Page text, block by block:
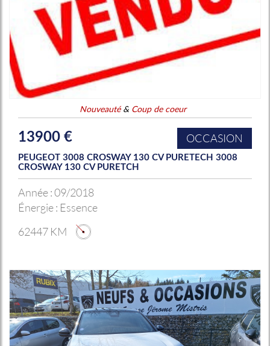
Nouveauté& Coup de coeur
13900 € OCCASION
PEUGEOT 3008 CROSWAY 130 CV PURETECH 3008
CROSWAY 130 CV PURETCH
Année :09/2018
Énergie : Essence
62447 KM